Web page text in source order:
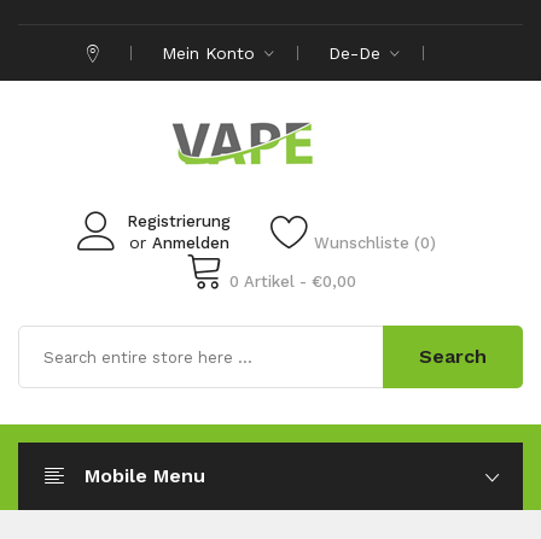
Mein Konto De-De
Registrierung
or Anmelden Wunschliste (0)
0 Artikel - €0,00
Search
Mobile Menu